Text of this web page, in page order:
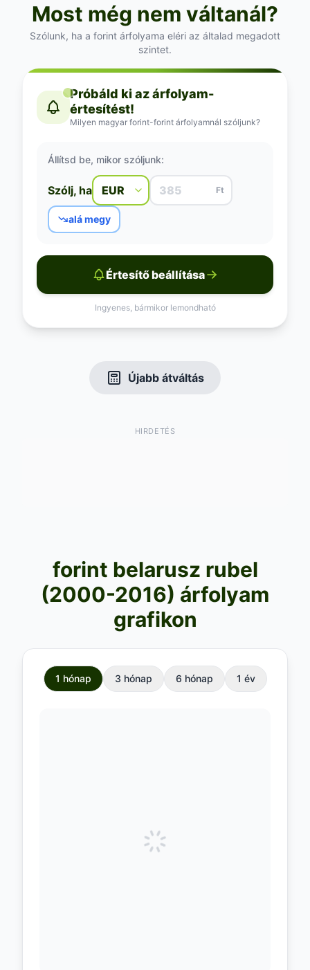
Most még nem váltanál?
Szólunk, ha a forint árfolyama eléri az általad megadott
szintet.
Próbáld ki az árfolyam-
értesítést!
Milyen magyar forint-forint árfolyamnál szóljunk?
Állítsd be, mikor szóljunk:
Szólj, ha Ft
alá megy
Értesítő beállítása
Ingyenes, bármikor lemondható
Újabb átváltás
HIRDETÉS
forint belarusz rubel
(2000-2016) árfolyam
grafikon
1 hónap 3 hónap 6 hónap 1 év